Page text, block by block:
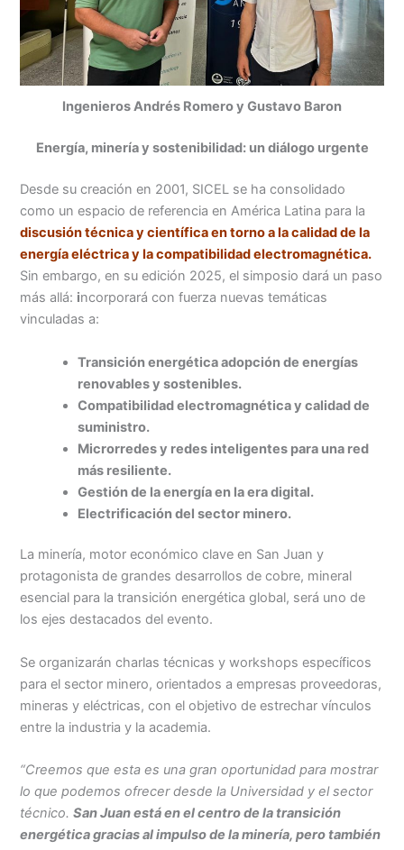
Ingenieros Andrés Romero y Gustavo Baron
Energía, minería y sostenibilidad: un diálogo urgente
Desde su creación en 2001, SICEL se ha consolidado
como un espacio de referencia en América Latina para la
discusión técnica y científica en torno a la calidad de la
energía eléctrica y la compatibilidad electromagnética.
Sin embargo, en su edición 2025, el simposio dará un paso
más allá: incorporará con fuerza nuevas temáticas
vinculadas a:
Transición energética adopción de energías
renovables y sostenibles.
Compatibilidad electromagnética y calidad de
suministro.
Microrredes y redes inteligentes para una red
más resiliente.
Gestión de la energía en la era digital.
Electrificación del sector minero.
La minería, motor económico clave en San Juan y
protagonista de grandes desarrollos de cobre, mineral
esencial para la transición energética global, será uno de
los ejes destacados del evento.
Se organizarán charlas técnicas y workshops específicos
para el sector minero, orientados a empresas proveedoras,
mineras y eléctricas, con el objetivo de estrechar vínculos
entre la industria y la academia.
“Creemos que esta es una gran oportunidad para mostrar
lo que podemos ofrecer desde la Universidad y el sector
técnico.San Juan está en el centro de la transición
energética gracias al impulso de la minería, pero también